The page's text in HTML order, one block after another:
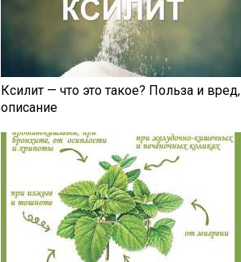
Ксилит — что это такое? Польза и вред,
описание